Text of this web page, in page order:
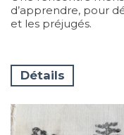
d’apprendre, pour
et les préjugés.
Détails